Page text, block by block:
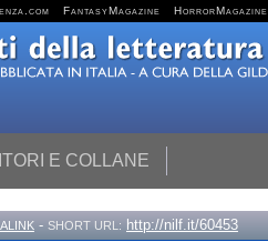
FantasyMagazine HorrorMagazine
E COLLANE
- SHORT URL: http://nilf.it/60453